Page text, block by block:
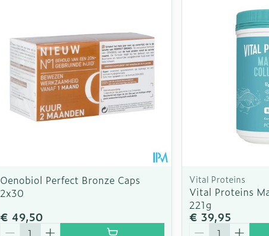
Oenobiol Perfect Bronze Caps
2x30
€ 49,50
Aantal
Vital Proteins
Vital Proteins
221g
€ 39,95
Aantal